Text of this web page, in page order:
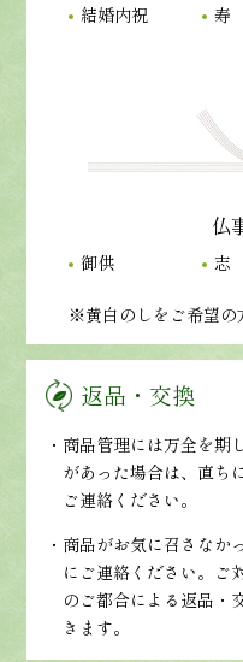
結婚内祝
寿
仏
御供 志
※黄白のしをご希望の
返品・交換
・商品管理には万全を期
があった場合は、直ち
ご連絡ください。
・商品がお気に召さなか
にご連絡ください。ご
のご都合による返品・
きます。